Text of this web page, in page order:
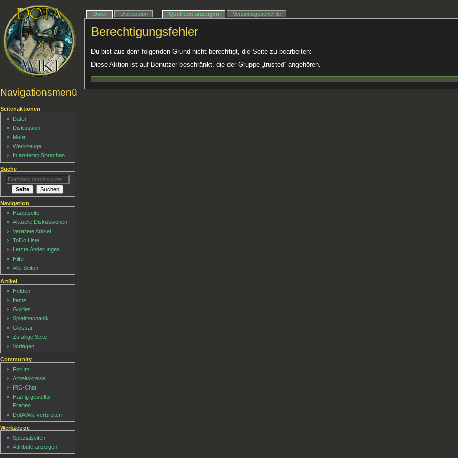
Berechtigungsfehler
Du bist aus dem folgenden Grund nicht berechtigt, die Seite zu bearbeiten:
Diese Aktion ist auf Benutzer beschränkt, die der Gruppe „trusted“ angehören.
Navigationsmenü
Datei Diskussion Quelltext anzeigen Versionsgeschichte
Seitenaktionen
Datei
Diskussion
Mehr
Werkzeuge
In anderen Sprachen
Suche
Navigation
Hauptseite
Aktuelle Diskussionen
Veraltete Artikel
ToDo Liste
Letzte Änderungen
Hilfe
Alle Seiten
Artikel
Helden
Items
Guides
Spielmechanik
Glossar
Zufällige Seite
Vorlagen
Community
Forum
Arbeitskreise
IRC-Chat
Häufig gestellte
Fragen
DotAWiki verbreiten
Werkzeuge
Spezialseiten
Attribute anzeigen